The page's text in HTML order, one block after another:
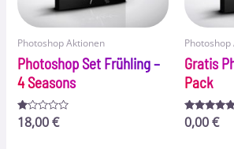
Photoshop Aktionen
Photoshop Set Frühling –
4 Seasons
Bewertet
mit
18,00€
Gratis
Pack
Bewertet
mit
0,00€